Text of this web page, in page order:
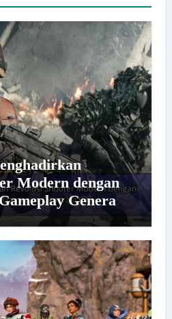
Modern dengan
Generasi